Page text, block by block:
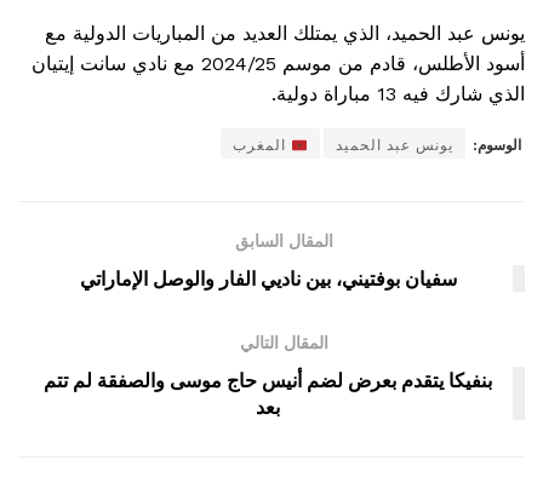
يونس عبد الحميد، الذي يمتلك العديد من المباريات الدولية مع
أسود الأطلس، قادم من موسم 2024/25 مع نادي سانت إيتيان
الذي شارك فيه 13 مباراة دولية.
الوسوم: يونس عبد الحميد المغرب
المقال السابق
سفيان بوفتيني، بين ناديي الفار والوصل الإماراتي
المقال التالي
بنفيكا يتقدم بعرض لضم أنيس حاج موسى والصفقة لم تتم
بعد